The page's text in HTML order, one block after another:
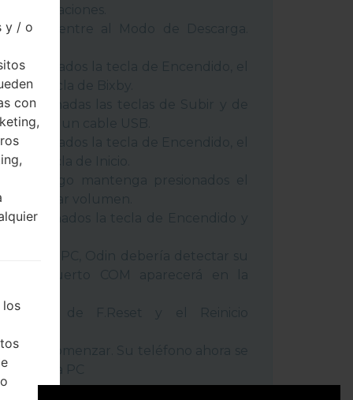
y entre al Modo de Descarga.
presionados la tecla de Encendido, el
y la tecla de Bixby.
presionadas las teclas de Subir y de
un cable USB.
presionados la tecla de Encendido, el
y la tecla de Inicio.
luego mantenga presionados el
de Bajar volumen.
presionados la tecla de Encendido y
de F.Reset y el Reinicio
tecla Comenzar. Su teléfono ahora se
de la PC
y / o
con
los